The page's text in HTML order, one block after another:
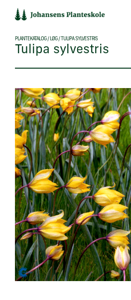
indholdet
PLANTEKATALOG/ LØG/ TULIPA SYLVESTRIS
Tulipa sylvestris